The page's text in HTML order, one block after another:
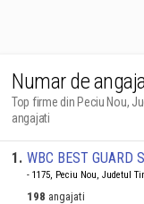
Numar de
Top firme din Peciu Nou,
angajati
1.
- 1175, Peciu Nou, Judetul
198 angajati